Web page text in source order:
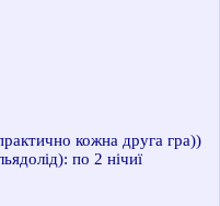
кожна друга гра))
по 2 нічиї